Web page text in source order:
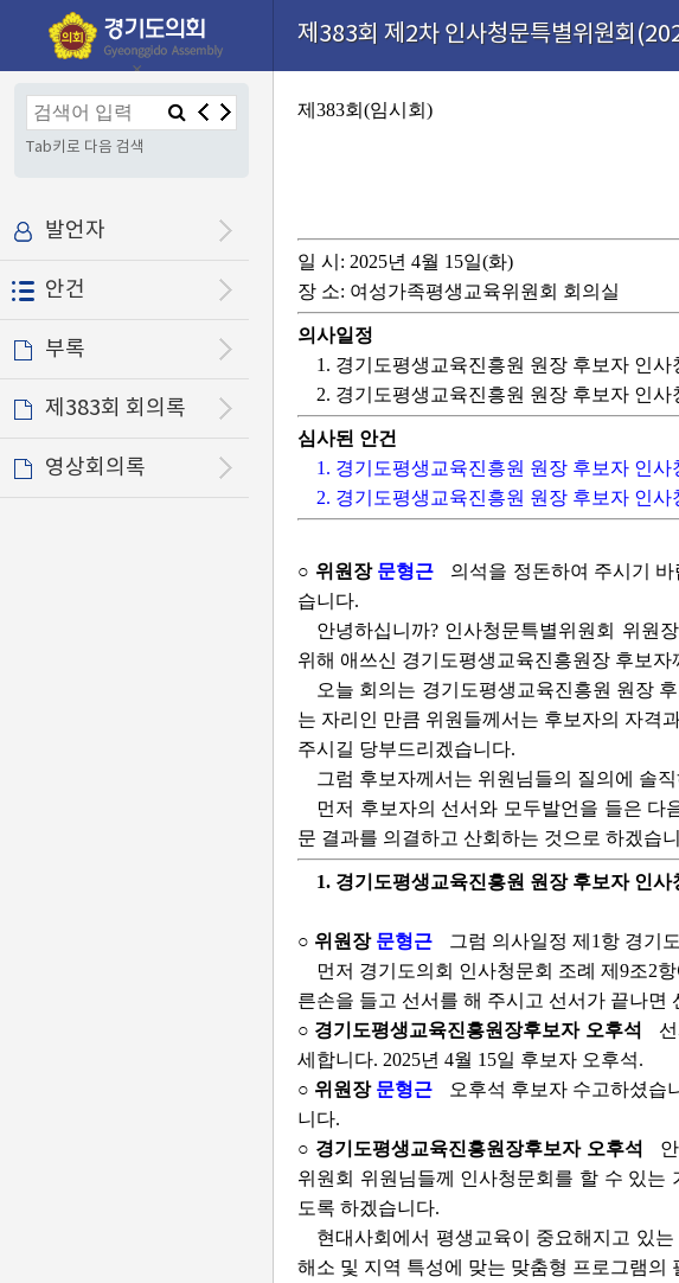
본문으로 바로가기
기능메뉴 메뉴 바로가기
설정메뉴 메뉴 바로가기
제383회 제2차 인사청문특별위원회
×
Tab키로 다음 검색
발언자
안건
부록
제383회 회의록
영상회의록
제383회(임시회)
일 시: 2025년 4월 15일(화)
장 소: 여성가족평생교육위원회 회의실
의사일정
1. 경기도평생교육진흥원 원장 후보자 인사
2. 경기도평생교육진흥원 원장 후보자 인사
심사된 안건
1. 경기도평생교육진흥원 원장 후보자 인사
2. 경기도평생교육진흥원 원장 후보자 인사
○ 위원장 문형근
의석을 정돈하여 주시기
습니다.
안녕하십니까? 인사청문특별위원회 위원
위해 애쓰신 경기도평생교육진흥원장 후보
오늘 회의는 경기도평생교육진흥원 원장
는 자리인 만큼 위원들께서는 후보자의 자격
주시길 당부드리겠습니다.
그럼 후보자께서는 위원님들의 질의에 솔
먼저 후보자의 선서와 모두발언을 들은 다
문 결과를 의결하고 산회하는 것으로 하겠습
1. 경기도평생교육진흥원 원장 후보자 인사
○ 위원장 문형근
그럼 의사일정 제1항 경기
먼저 경기도의회 인사청문회 조례 제9조2
른손을 들고 선서를 해 주시고 선서가 끝나
○ 경기도평생교육진흥원장후보자 오후석
세합니다. 2025년 4월 15일 후보자 오후석.
○ 위원장 문형근
오후석 후보자 수고하셨습
니다.
○ 경기도평생교육진흥원장후보자 오후석
위원회 위원님들께 인사청문회를 할 수 있는
도록 하겠습니다.
현대사회에서 평생교육이 중요해지고 있
해소 및 지역 특성에 맞는 맞춤형 프로그램